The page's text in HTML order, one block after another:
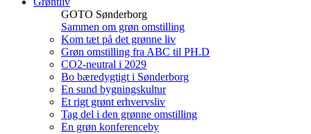
GOTO Sønderborg
Sammen om grøn omstilling
Kom tæt på det grønne liv
Grøn omstilling fra ABC til PH.D
CO2-neutral i 2029
Bo bæredygtigt i Sønderborg
En sund bygningskultur
Et rigt grønt erhvervsliv
Tag del i den grønne omstilling
En grøn konferenceby